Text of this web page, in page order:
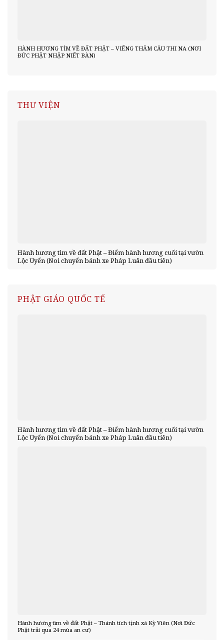
HÀNH HƯƠNG TÌM VỀ ĐẤT PHẬT – VIẾNG THĂM CÂU THI NA (NƠI
ĐỨC PHẬT NHẬP NIẾT BÀN)
THƯ VIỆN
Hành hương tìm về đất Phật – Điểm hành hương cuối tại vườn
Lộc Uyển (Noi chuyển bánh xe Pháp Luân đầu tiên)
PHẬT GIÁO QUỐC TẾ
Hành hương tìm về đất Phật – Điểm hành hương cuối tại vườn
Lộc Uyển (Noi chuyển bánh xe Pháp Luân đầu tiên)
Hành hương tìm về đất Phật – Thánh tích tịnh xá Kỳ Viên (Nơi Đức
Phật trải qua 24 mùa an cư)